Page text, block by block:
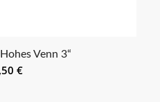
Venn 3“
€